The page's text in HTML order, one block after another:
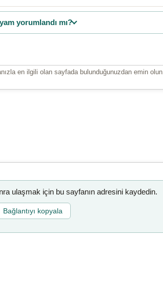
yorumlandı mı?
en ilgili olan sayfada bulunduğunuzdan emin olun.
ulaşmak için bu sayfanın adresini kaydedin.
Bağlantıyı kopyala